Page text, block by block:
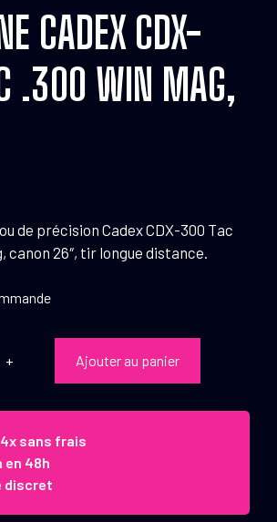
CADEX CDX-
.300 WIN MAG,
de précision Cadex CDX-300 Tac
canon 26″, tir longue distance.
quantité
Carabine
Cadex
CDX-
300
Ajouter au panier
sans frais
en 48h
discret